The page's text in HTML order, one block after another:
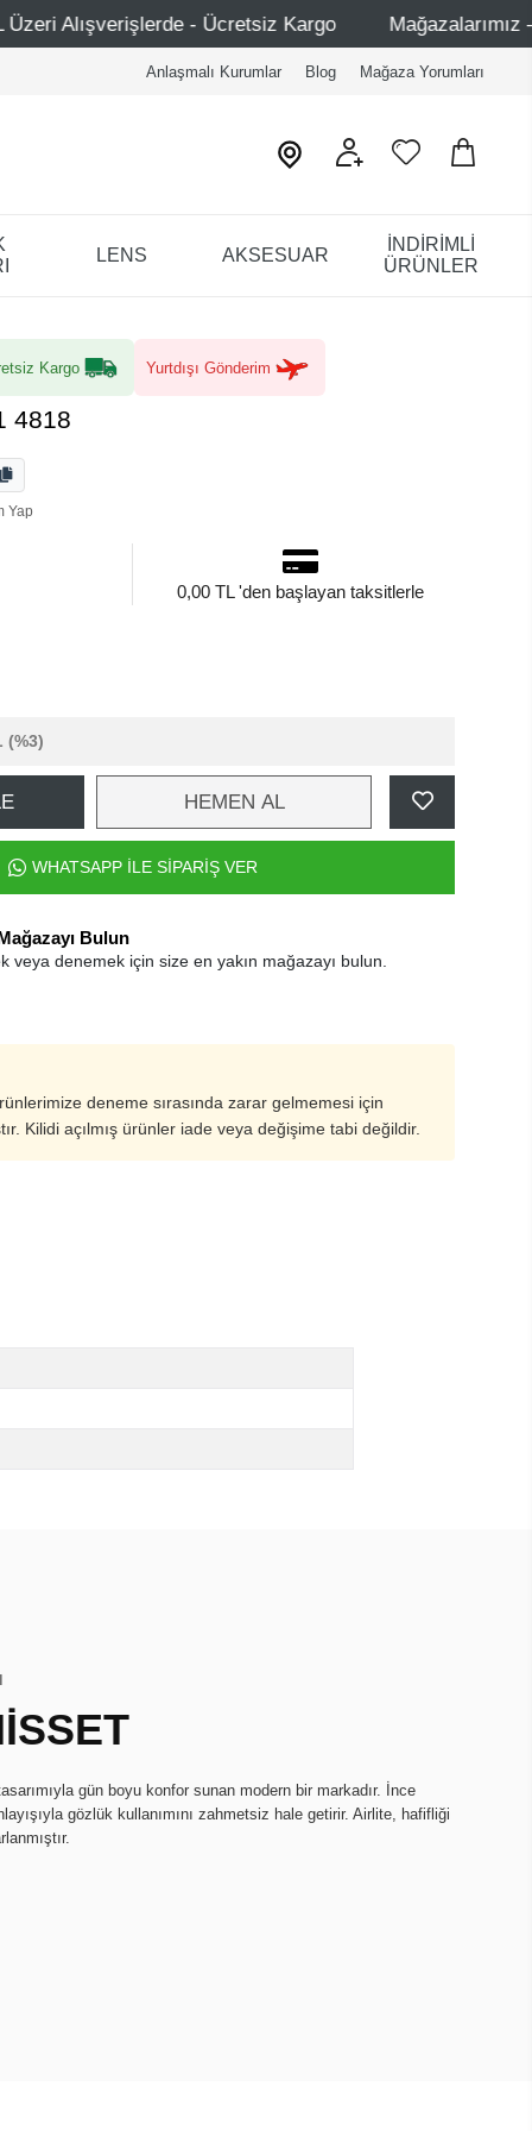
- Ücretsiz Kargo Mağazalarımız – Bağdat Caddesi
Anlaşmalı Kurumlar Blog Mağaza Yorumları
LENS AKSESUAR
İNDİRİMLİ
ÜRÜNLER
Kargo Yurtdışı Gönderim
4818
Yap
0,00 TL 'den başlayan taksitlerle
(%3)
HEMEN AL
WHATSAPP İLE SİPARİŞ VER
Bulun
veya denemek için size en yakın mağazayı bulun.
deneme sırasında zarar gelmemesi için
Kilidi açılmış ürünler iade veya değişime tabi değildir.
gün boyu konfor sunan modern bir markadır. İnce
gözlük kullanımını zahmetsiz hale getirir. Airlite, hafifliği